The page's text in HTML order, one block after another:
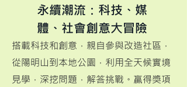
永續潮流：科技、媒
體、社會創意大冒險
搭載科技和創意，親自參與改造社區，
從陽明山到本地公園，利用全天候實境
見學，深挖問題，解答挑戰。贏得獎項